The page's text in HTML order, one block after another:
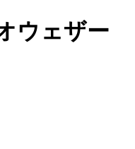
ウェザー